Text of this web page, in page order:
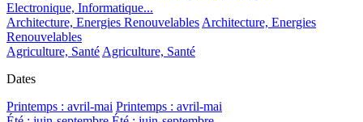
Electronique, Informatique...
Architecture, Energies Renouvelables Architecture, Energies
Renouvelables
Agriculture, Santé Agriculture, Santé
Dates
Printemps : avril-mai Printemps : avril-mai